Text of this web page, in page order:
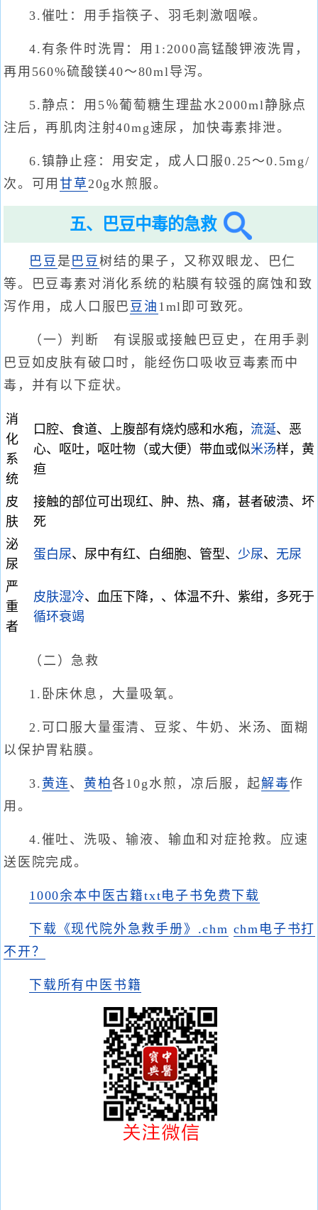
3.催吐：用手指筷子、羽毛刺激咽喉。
4.有条件时洗胃：用1:2000高锰酸钾液洗胃，
再用560%硫酸镁40～80ml导泻。
5.静点：用5％葡萄糖生理盐水2000ml静脉点
注后，再肌肉注射40mg速尿，加快毒素排泄。
6.镇静止痉：用安定，成人口服0.25～0.5mg/
次。可用甘草20g水煎服。
五、巴豆中毒的急救
巴豆 是 巴豆树结的果子，又称双眼龙、巴仁
等。巴豆毒素对消化系统的粘膜有较强的腐蚀和致
泻作用，成人口服巴 豆油 1ml即可致死。
（一）判断 有误服或接触巴豆史，在用手剥
巴豆如皮肤有破口时，能经伤口吸收豆毒素而中
毒，并有以下症状。
消
化
系
统
口腔、食道、上腹部有烧灼感和水疱， 流涎、恶
心、呕吐，呕吐物（或大便）带血或似米汤样，黄
疸
皮
肤
接触的部位可出现红、肿、热、痛，甚者破溃、坏
死
泌
尿
蛋白尿、尿中有红、白细胞、管型、 少尿、 无尿
严
重
者
皮肤湿冷、血压下降，、体温不升、紫绀，多死于
循环衰竭
（二）急救
1.卧床休息，大量吸氧。
2.可口服大量蛋清、豆浆、牛奶、米汤、面糊
以保护胃粘膜。
3. 黄连、 黄柏各10g水煎，凉后服，起解毒作
用。
4.催吐、洗吸、输液、输血和对症抢救。应速
送医院完成。
1000余本中医古籍txt电子书免费下载
下载《现代院外急救手册》.chm chm电子书打
不开？
下载所有中医书籍